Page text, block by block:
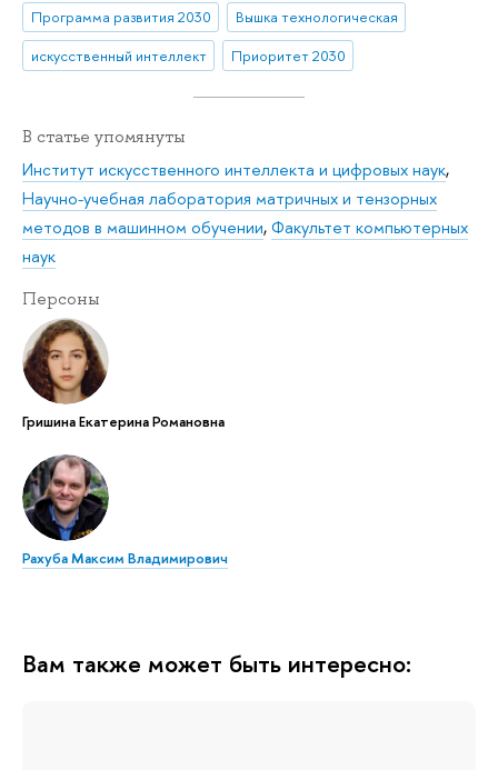
Программа развития 2030
Вышка технологическая
искусственный интеллект
Приоритет 2030
В статье упомянуты
Институт искусственного интеллекта и цифровых наук,
Научно-учебная лаборатория матричных и тензорных
методов в машинном обучении,Факультет компьютерных
наук
Персоны
Гришина Екатерина Романовна
Рахуба Максим Владимирович
Вам также может быть интересно: